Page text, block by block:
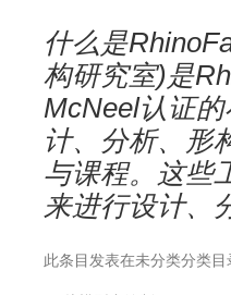
什么是
构研究室)是
McNeel认证
计、分析、形
与课程。这些
来进行设计、
此条目发表在未分类分类目